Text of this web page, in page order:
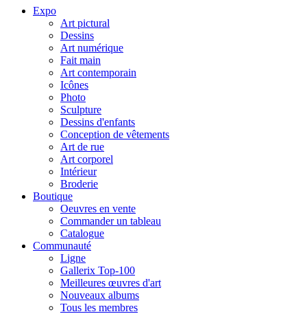
Expo
Art pictural
Dessins
Art numérique
Fait main
Art contemporain
Icônes
Photo
Sculpture
Dessins d'enfants
Conception de vêtements
Art de rue
Art corporel
Intérieur
Broderie
Boutique
Oeuvres en vente
Commander un tableau
Catalogue
Communauté
Ligne
Gallerix Top-100
Meilleures œuvres d'art
Nouveaux albums
Tous les membres